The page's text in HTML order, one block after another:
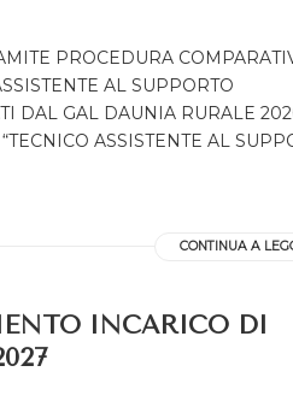
PROCEDURA
AL SUPPORTO
DAL GAL DAUNIA RURALE
ASSISTENTE AL
CONTINUA A
INCARICO DI